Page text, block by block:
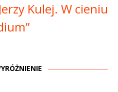
Kulej. W cieniu